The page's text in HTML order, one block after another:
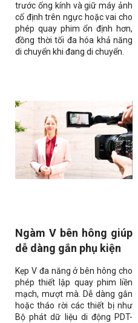
trước ống kính và giữ máy ảnh
cố định trên ngực hoặc vai cho
phép quay phim ổn định hơn,
đồng thời tối đa hóa khả năng
di chuyển khi đang di chuyển.
Ngàm V bên hông giúp
dễ dàng gắn phụ kiện
Kẹp V đa năng ở bên hông cho
phép thiết lập quay phim liền
mạch, mượt mà. Dễ dàng gắn
hoặc tháo rời các thiết bị như
Bộ phát dữ liệu di động PDT-